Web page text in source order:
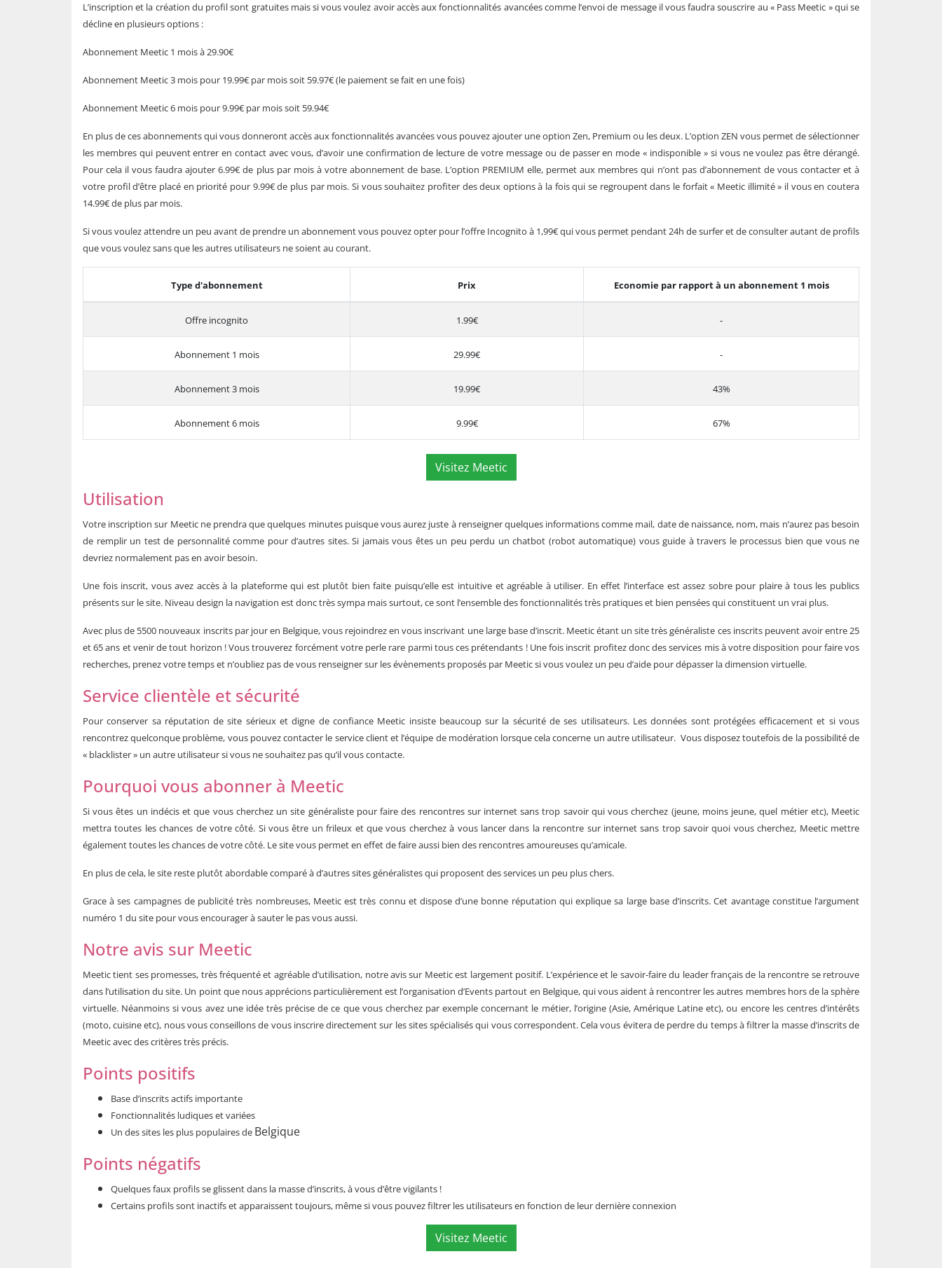
L’inscription et la création du profil sont gratuites mais si vous voulez avoir accès aux fonctionnalités avancées comme l’envoi de message il vous faudra souscrire au « Pass Meetic » qui se
décline en plusieurs options :
Abonnement Meetic 1 mois à 29.90€
Abonnement Meetic 3 mois pour 19.99€ par mois soit 59.97€ (le paiement se fait en une fois)
Abonnement Meetic 6 mois pour 9.99€ par mois soit 59.94€
En plus de ces abonnements qui vous donneront accès aux fonctionnalités avancées vous pouvez ajouter une option Zen, Premium ou les deux. L’option ZEN vous permet de sélectionner
les membres qui peuvent entrer en contact avec vous, d’avoir une confirmation de lecture de votre message ou de passer en mode « indisponible » si vous ne voulez pas être dérangé.
Pour cela il vous faudra ajouter 6.99€ de plus par mois à votre abonnement de base. L’option PREMIUM elle, permet aux membres qui n’ont pas d’abonnement de vous contacter et à
votre profil d’être placé en priorité pour 9.99€ de plus par mois. Si vous souhaitez profiter des deux options à la fois qui se regroupent dans le forfait « Meetic illimité » il vous en coutera
14.99€ de plus par mois.
Si vous voulez attendre un peu avant de prendre un abonnement vous pouvez opter pour l’offre Incognito à 1,99€ qui vous permet pendant 24h de surfer et de consulter autant de profils
que vous voulez sans que les autres utilisateurs ne soient au courant.
Type d'abonnement Prix Economie par rapport à un abonnement 1 mois
Offre incognito 1.99€ -
Abonnement 1 mois 29.99€ -
Abonnement 3 mois 19.99€ 43%
Abonnement 6 mois 9.99€ 67%
Visitez Meetic
Utilisation
Votre inscription sur Meetic ne prendra que quelques minutes puisque vous aurez juste à renseigner quelques informations comme mail, date de naissance, nom, mais n’aurez pas besoin
de remplir un test de personnalité comme pour d’autres sites. Si jamais vous êtes un peu perdu un chatbot (robot automatique) vous guide à travers le processus bien que vous ne
devriez normalement pas en avoir besoin.
Une fois inscrit, vous avez accès à la plateforme qui est plutôt bien faite puisqu’elle est intuitive et agréable à utiliser. En effet l’interface est assez sobre pour plaire à tous les publics
présents sur le site. Niveau design la navigation est donc très sympa mais surtout, ce sont l’ensemble des fonctionnalités très pratiques et bien pensées qui constituent un vrai plus.
Avec plus de 5500 nouveaux inscrits par jour en Belgique, vous rejoindrez en vous inscrivant une large base d’inscrit. Meetic étant un site très généraliste ces inscrits peuvent avoir entre 25
et 65 ans et venir de tout horizon ! Vous trouverez forcément votre perle rare parmi tous ces prétendants ! Une fois inscrit profitez donc des services mis à votre disposition pour faire vos
recherches, prenez votre temps et n’oubliez pas de vous renseigner sur les évènements proposés par Meetic si vous voulez un peu d’aide pour dépasser la dimension virtuelle.
Service clientèle et sécurité
Pour conserver sa réputation de site sérieux et digne de confiance Meetic insiste beaucoup sur la sécurité de ses utilisateurs. Les données sont protégées efficacement et si vous
rencontrez quelconque problème, vous pouvez contacter le service client et l’équipe de modération lorsque cela concerne un autre utilisateur. Vous disposez toutefois de la possibilité de
« blacklister » un autre utilisateur si vous ne souhaitez pas qu’il vous contacte.
Pourquoi vous abonner à Meetic
Si vous êtes un indécis et que vous cherchez un site généraliste pour faire des rencontres sur internet sans trop savoir qui vous cherchez (jeune, moins jeune, quel métier etc), Meetic
mettra toutes les chances de votre côté. Si vous être un frileux et que vous cherchez à vous lancer dans la rencontre sur internet sans trop savoir quoi vous cherchez, Meetic mettre
également toutes les chances de votre côté. Le site vous permet en effet de faire aussi bien des rencontres amoureuses qu’amicale.
En plus de cela, le site reste plutôt abordable comparé à d’autres sites généralistes qui proposent des services un peu plus chers.
Grace à ses campagnes de publicité très nombreuses, Meetic est très connu et dispose d’une bonne réputation qui explique sa large base d’inscrits. Cet avantage constitue l’argument
numéro 1 du site pour vous encourager à sauter le pas vous aussi.
Notre avis sur Meetic
Meetic tient ses promesses, très fréquenté et agréable d’utilisation, notre avis sur Meetic est largement positif. L’expérience et le savoir-faire du leader français de la rencontre se retrouve
dans l’utilisation du site. Un point que nous apprécions particulièrement est l’organisation d’Events partout en Belgique, qui vous aident à rencontrer les autres membres hors de la sphère
virtuelle. Néanmoins si vous avez une idée très précise de ce que vous cherchez par exemple concernant le métier, l’origine (Asie, Amérique Latine etc), ou encore les centres d’intérêts
(moto, cuisine etc), nous vous conseillons de vous inscrire directement sur les sites spécialisés qui vous correspondent. Cela vous évitera de perdre du temps à filtrer la masse d’inscrits de
Meetic avec des critères très précis.
Points positifs
Base d’inscrits actifs importante
Fonctionnalités ludiques et variées
Un des sites les plus populaires de Belgique
Points négatifs
Quelques faux profils se glissent dans la masse d’inscrits, à vous d’être vigilants !
Certains profils sont inactifs et apparaissent toujours, même si vous pouvez filtrer les utilisateurs en fonction de leur dernière connexion
Visitez Meetic